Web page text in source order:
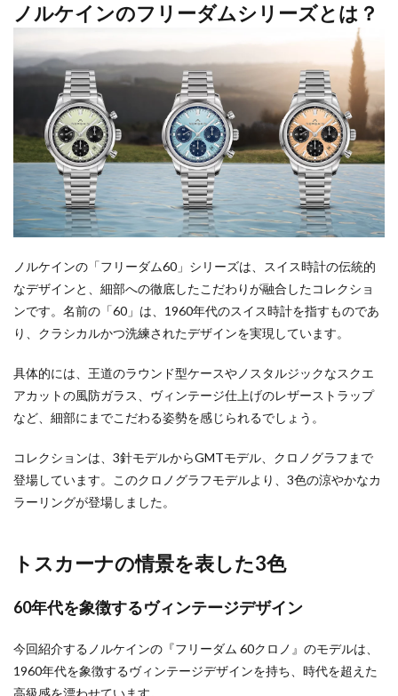
ノルケインのフリーダムシリーズとは？
ノルケインの「フリーダム60」シリーズは、スイス時計の伝統的
なデザインと、細部への徹底したこだわりが融合したコレクショ
ンです。名前の「60」は、1960年代のスイス時計を指すものであ
り、クラシカルかつ洗練されたデザインを実現しています。
具体的には、王道のラウンド型ケースやノスタルジックなスクエ
アカットの風防ガラス、ヴィンテージ仕上げのレザーストラップ
など、細部にまでこだわる姿勢を感じられるでしょう。
コレクションは、3針モデルからGMTモデル、クロノグラフまで
登場しています。このクロノグラフモデルより、3色の涼やかなカ
ラーリングが登場しました。
トスカーナの情景を表した3色
60年代を象徴するヴィンテージデザイン
今回紹介するノルケインの『フリーダム 60クロノ』のモデルは、
1960年代を象徴するヴィンテージデザインを持ち、時代を超えた
高級感を漂わせています。